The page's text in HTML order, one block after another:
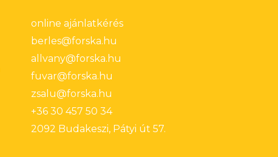
online ajánlatkérés
berles@forska.hu
allvany@forska.hu
fuvar@forska.hu
zsalu@forska.hu
+36 30 457 50 34
2092 Budakeszi, Pátyi út 57.